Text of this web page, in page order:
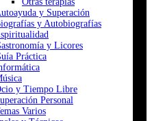
y Superación
y Autobiografías
y Licores
Práctica
y Tiempo Libre
Personal
Varios